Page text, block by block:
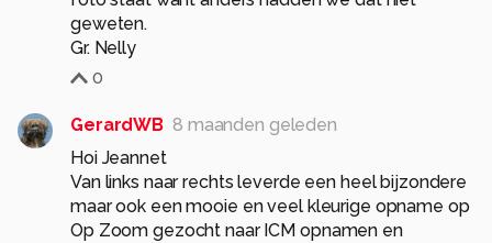
geweten.
Gr. Nelly
0
GerardWB 8 maanden geleden
Hoi Jeannet
Van links naar rechts leverde een heel bijzondere
maar ook een mooie en veel kleurige opname op
Op Zoom gezocht naar ICM opnamen en